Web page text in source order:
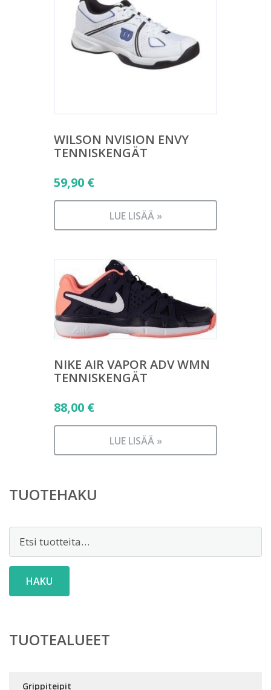
WILSON NVISION ENVY
TENNISKENGÄT
59,90 €
LUE LISÄÄ »
NIKE AIR VAPOR ADV WMN
TENNISKENGÄT
88,00 €
LUE LISÄÄ »
TUOTEHAKU
Etsi:
HAKU
TUOTEALUEET
Grippiteipit